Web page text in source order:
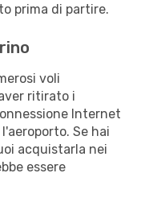
prima di partire.
voli
ritirato i
Internet
Se hai
acquistarla nei
essere